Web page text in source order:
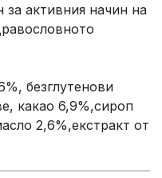
за активния начин на
безглутенови
какао 6,9%,сироп
2,6%,екстракт от